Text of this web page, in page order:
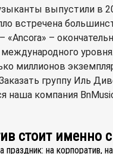
выпустили в
встречена
–
международного
миллионов
группу Иль
компания
стоит
на корпоратив,